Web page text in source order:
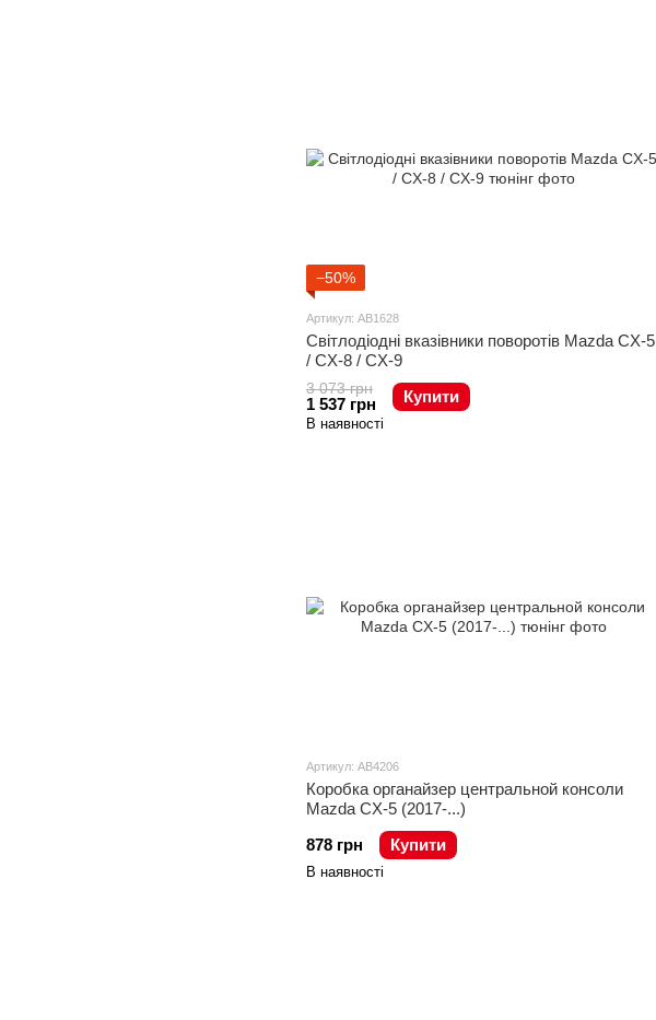
−50%
Артикул: AB1628
Світлодіодні вказівники поворотів Mazda CX-5
/ CX-8 / CX-9
3 073 грн
1 537 грн Купити
В наявності
Артикул: AB4206
Коробка органайзер центральной консоли
Mazda CX-5 (2017-...)
878 грн
Купити
В наявності